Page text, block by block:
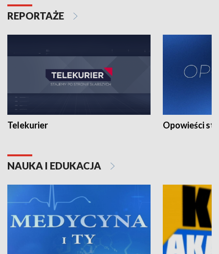
REPORTAŻE
Telekurier Opowieści
NAUKA I EDUKACJA